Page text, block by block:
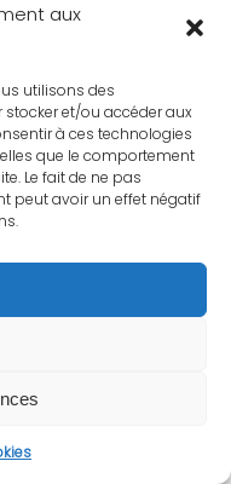
aux
utilisons des
et/ou accéder aux
à ces technologies
que le comportement
Le fait de ne pas
peut avoir un effet négatif